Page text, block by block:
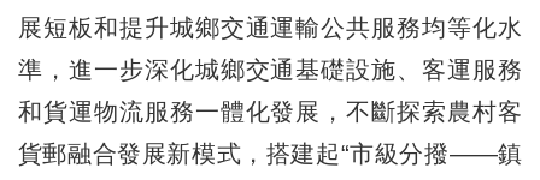
展短板和提升城鄉交通運輸公共服務均等化水
準，進一步深化城鄉交通基礎設施、客運服務
和貨運物流服務一體化發展，不斷探索農村客
貨郵融合發展新模式，搭建起“市級分撥——鎮